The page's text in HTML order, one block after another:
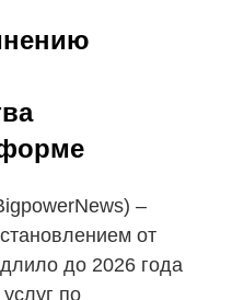
–
от
до 2026 года
по